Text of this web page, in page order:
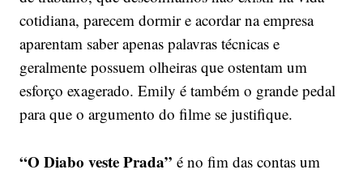
cotidiana, parecem dormir e acordar na empresa
aparentam saber apenas palavras técnicas e
geralmente possuem olheiras que ostentam um
esforço exagerado. Emily é também o grande pedal
para que o argumento do filme se justifique.
“O Diabo veste Prada” é no fim das contas um